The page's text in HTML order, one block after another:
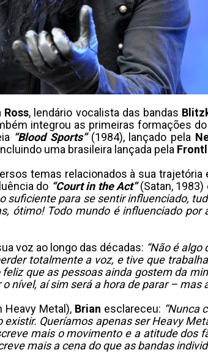
Ross, lendário vocalista das bandas
integrou as primeiras formações do
“Blood Sports”(1984), lançado pela
uma brasileira lançada pela
temas relacionados à sua
do “Court in the Act”(Satan,
suficiente para se sentir influenciado,
ótimo! Todo mundo é influenciado
voz ao longo das décadas: “Não é
totalmente a voz, e tive que
que as pessoas ainda gostem da
nível, aí sim será a hora de parar –
Heavy Metal), Brian esclareceu: “Nunca
Queríamos apenas ser Heavy
mais o movimento e a atitude dos
mais a cena do que as bandas